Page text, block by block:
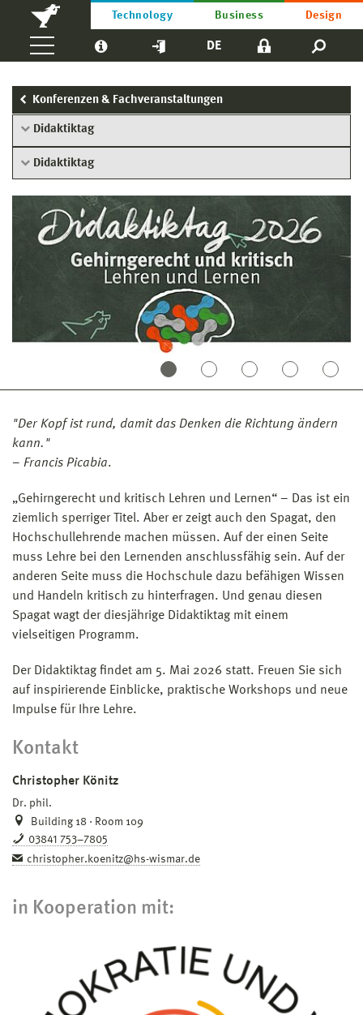
Technology Business Design
DE
Konferenzen & Fachveranstaltungen
Didaktiktag
Didaktiktag
"Der Kopf ist rund, damit das Denken die Richtung ändern
kann."
– Francis Picabia.
„Gehirngerecht und kritisch Lehren und Lernen“ – Das ist ein
ziemlich sperriger Titel. Aber er zeigt auch den Spagat, den
Hochschullehrende machen müssen. Auf der einen Seite
muss Lehre bei den Lernenden anschlussfähig sein. Auf der
anderen Seite muss die Hochschule dazu befähigen Wissen
und Handeln kritisch zu hinterfragen. Und genau diesen
Spagat wagt der diesjährige Didaktiktag mit einem
vielseitigen Programm.
Der Didaktiktag findet am 5. Mai 2026 statt. Freuen Sie sich
auf inspirierende Einblicke, praktische Workshops und neue
Impulse für Ihre Lehre.
Kontakt
Christopher Könitz
Dr. phil.
Building 18 · Room 109
03841 753–7805
christopher.koenitz@hs-wismar.de
in Kooperation mit: